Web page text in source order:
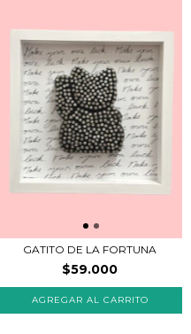
GATITO DE LA FORTUNA
$59.000